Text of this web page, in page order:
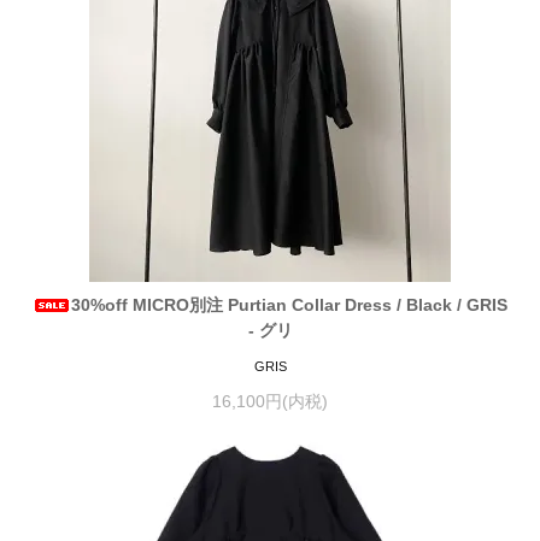
30%off MICRO別注 Purtian Collar Dress / Black / GRIS
- グリ
GRIS
16,100円(内税)